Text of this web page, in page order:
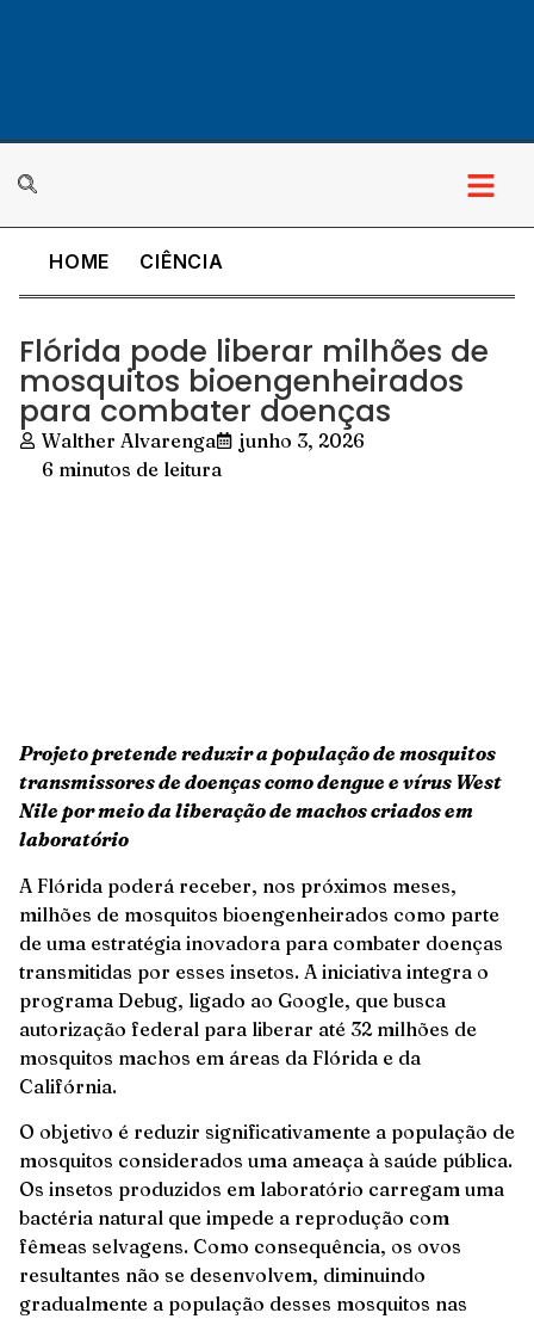
HOME CIÊNCIA
Flórida pode liberar milhões de
mosquitos bioengenheirados
para combater doenças
Walther Alvarenga
junho 3, 2026
6 minutos de leitura
Projeto pretende reduzir a população de mosquitos
transmissores de doenças como dengue e vírus West
Nile por meio da liberação de machos criados em
laboratório
A Flórida poderá receber, nos próximos meses,
milhões de mosquitos bioengenheirados como parte
de uma estratégia inovadora para combater doenças
transmitidas por esses insetos. A iniciativa integra o
programa Debug, ligado ao Google, que busca
autorização federal para liberar até 32 milhões de
mosquitos machos em áreas da Flórida e da
Califórnia.
O objetivo é reduzir significativamente a população de
mosquitos considerados uma ameaça à saúde pública.
Os insetos produzidos em laboratório carregam uma
bactéria natural que impede a reprodução com
fêmeas selvagens. Como consequência, os ovos
resultantes não se desenvolvem, diminuindo
gradualmente a população desses mosquitos nas